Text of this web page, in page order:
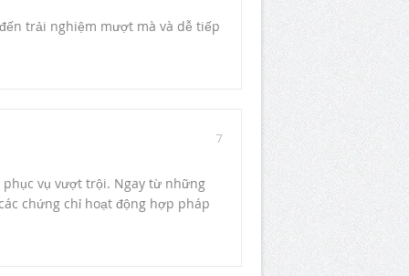
trải nghiệm mượt mà và dễ tiếp
7
vụ vượt trội. Ngay từ những
chứng chỉ hoạt động hợp pháp